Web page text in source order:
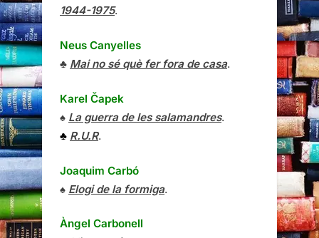
1944-1975.
Neus Canyelles
♣ Mai no sé què fer fora de casa.
Karel Čapek
♠ La guerra de les salamandres.
♣ R.U.R.
Joaquim Carbó
♠ Elogi de la formiga.
Àngel Carbonell